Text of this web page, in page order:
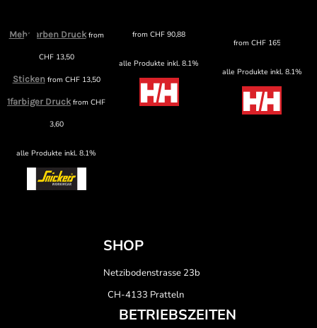
Mehrfarben Druckfrom
CHF13,50
Stickenfrom CHF13,50
1farbiger DruckfromCHF
3,60
alle Produkte inkl. 8.1%
fromCHF 90,88
alle Produkte inkl. 8.1%
from CHF165,89
alle Produkte inkl. 8.1%
SHOP
Netzibodenstrasse 23b
CH-4133 Pratteln
BETRIEBSZEITEN